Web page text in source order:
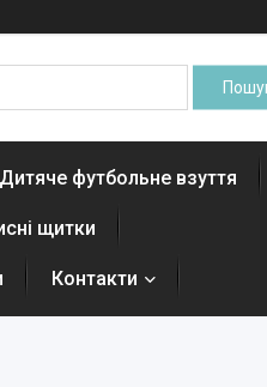
Дитяче футбольне взуття
щитки
Контакти